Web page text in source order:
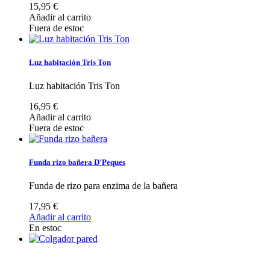
15,95 €
Añadir al carrito
Fuera de estoc
Luz habitación Tris Ton
Luz habitación Tris Ton
16,95 €
Añadir al carrito
Fuera de estoc
Funda rizo bañera D'Peques
Funda de rizo para enzima de la bañera
17,95 €
Añadir al carrito
En estoc